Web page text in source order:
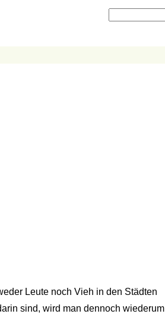
Leute noch Vieh in den Städten
sind, wird man dennoch wiederum